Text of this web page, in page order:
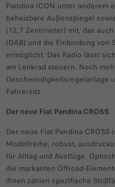
Pandina ICON unter anderem
beheizbare Außenspiegel
(12,7 Zentimeter) mit, das
(DAB) und die Einbindung von
ermöglicht. Das Radio lässt
am Lenkrad steuern. Noch
Geschwindigkeitsregelanlage
Fahrersitz.
Der neue Fiat Pandina CROSS
Der neue Fiat Pandina CROSS
Modellreihe, robust,
für Alltag und Ausflüge.
die markanten Offroad-
ihnen zählen spezifische